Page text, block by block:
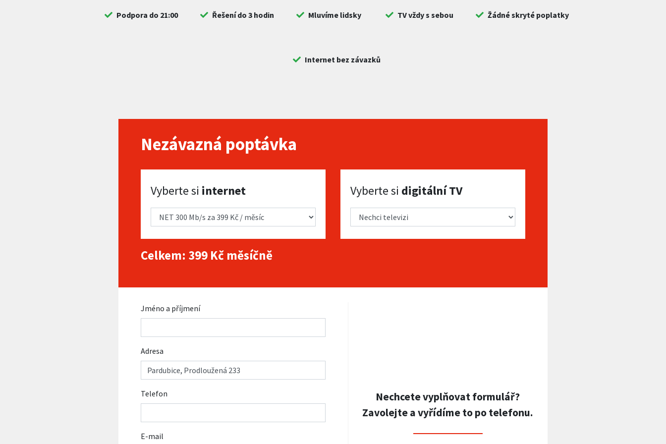
Podpora do 21:00 Řešení do 3 hodin Mluvíme lidsky TV vždy s sebou Žádné skryté poplatky
Internet bez závazků
Nezávazná poptávka
Vyberte si internet
Vyberte si internet Vyberte si digitální TV
Vyberte si digitální TV
Celkem: 399 Kč měsíčně
Jméno a příjmení
Adresa
Telefon
E-mail
Nechcete vyplňovat formulář?
Zavolejte a vyřídíme to po telefonu.